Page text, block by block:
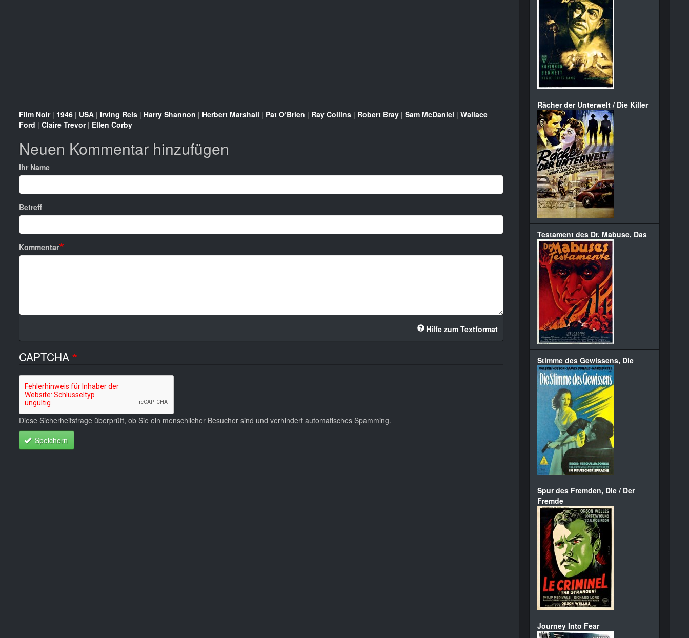
Film Noir| 1946 | USA | Irving Reis | Harry Shannon | Herbert Marshall | Pat O’Brien | Ray Collins | Robert Bray | Sam McDaniel | Wallace
Ford | Claire Trevor| Ellen Corby
Neuen Kommentar hinzufügen
Ihr Name
Betreff
Kommentar
Hilfe zum Textformat
CAPTCHA
Diese Sicherheitsfrage überprüft, ob Sie ein menschlicher Besucher sind und verhindert automatisches Spamming.
Speichern
Rächer der Unterwelt / Die Killer
Testament des Dr. Mabuse, Das
Stimme des Gewissens, Die
Spur des Fremden, Die / Der
Fremde
Journey Into Fear